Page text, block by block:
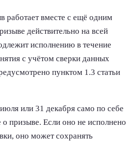
работает вместе с ещё одним
действительно на всей
исполнению в течение
с учётом сверки данных
пунктом 1.3 статьи
или 31 декабря само по себе
призыве. Если оно не исполнено
оно может сохранять